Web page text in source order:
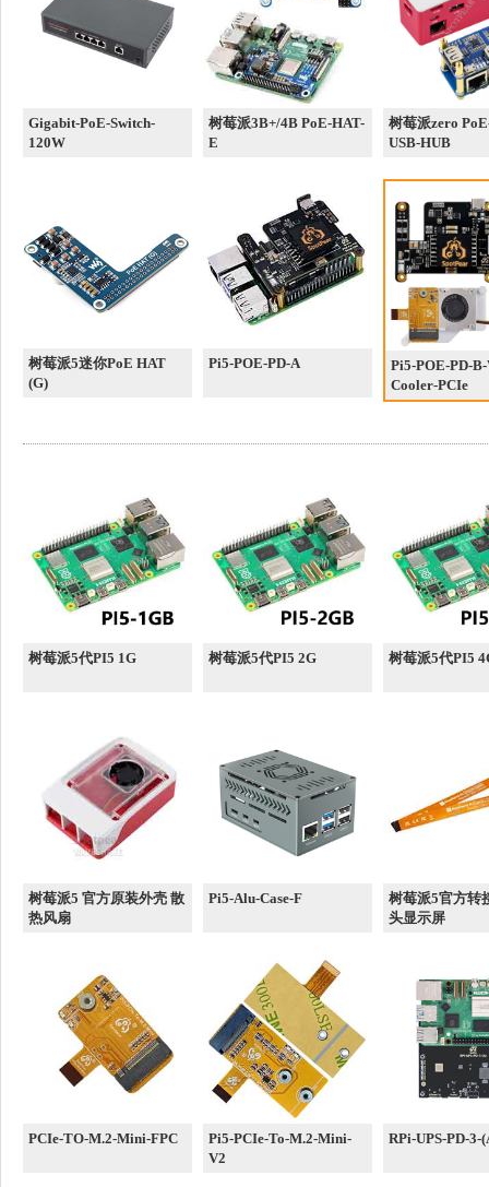
Gigabit-PoE-Switch-
120W
树莓派3B+/4B PoE-HAT-
E
树莓派zero
USB-HUB
树莓派5迷你PoE HAT
(G)
Pi5-POE-PD-A
Pi5-POE-PD-
Cooler-PCIe
树莓派5代PI5 1G 树莓派5代PI5 2G 树莓派5代PI5
树莓派5 官方原装外壳 散
热风扇
Pi5-Alu-Case-F
树莓派5官方转
头显示屏
PCIe-TO-M.2-Mini-FPC
Pi5-PCIe-To-M.2-Mini-
V2
RPi-UPS-PD-3-